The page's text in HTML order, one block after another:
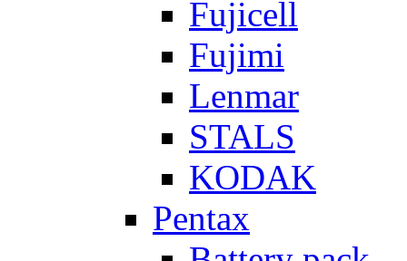
Fujicell
Fujimi
Lenmar
STALS
KODAK
Pentax